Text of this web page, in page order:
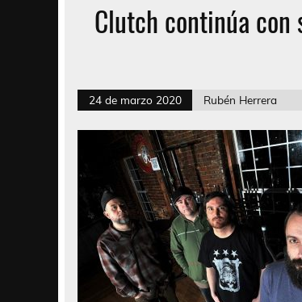
Clutch continúa con
24 de marzo 2020 Rubén Herrera